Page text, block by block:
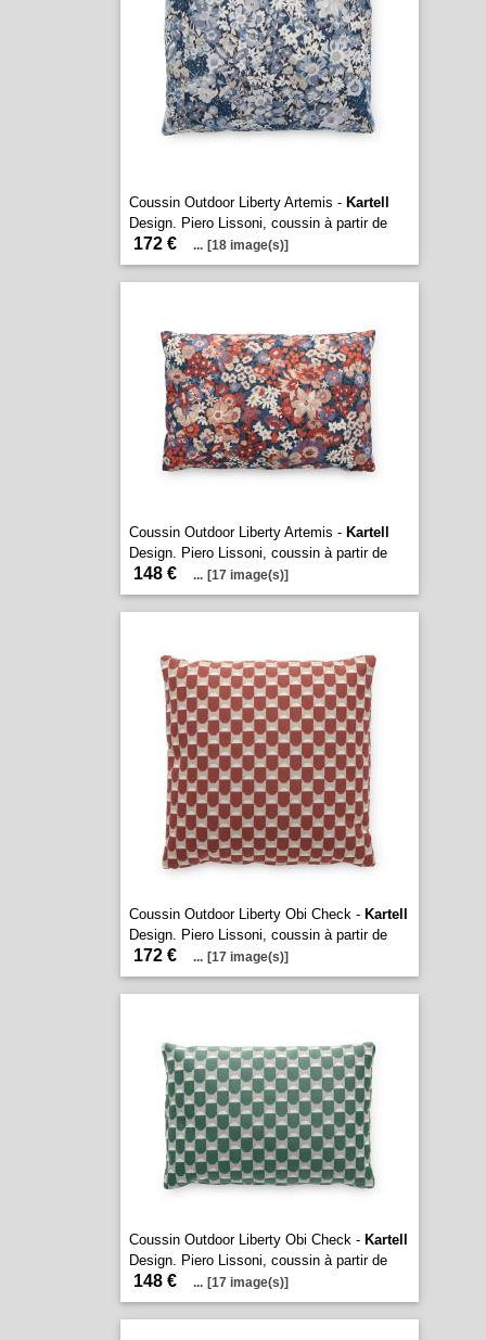
Coussin Outdoor Liberty Artemis - Kartell
Design. Piero Lissoni, coussin à partir de
172 € ... [18 image(s)]
Coussin Outdoor Liberty Artemis - Kartell
Design. Piero Lissoni, coussin à partir de
148 € ... [17 image(s)]
Coussin Outdoor Liberty Obi Check - Kartell
Design. Piero Lissoni, coussin à partir de
172 € ... [17 image(s)]
Coussin Outdoor Liberty Obi Check - Kartell
Design. Piero Lissoni, coussin à partir de
148 € ... [17 image(s)]